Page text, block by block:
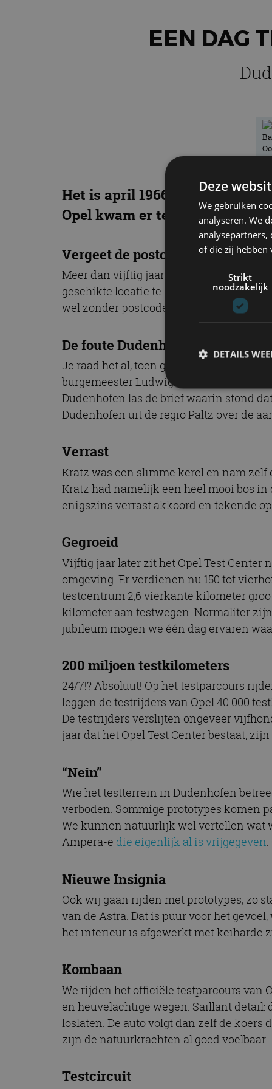
EEN DAG
Het is april 1966. Opel opent
Opel kwam er terecht door het
Vergeet de postcode niet
Meer dan vijftig jaar geleden had Opel
geschikte locatie te zoeken. Het oog
wel zonder postcode, aan de
De foute Dudenhofen
Je raad het al, toen ging het mis. Door
burgemeester Ludwig Kratz. Er zijn
Dudenhofen las de brief waarin stond
Dudenhofen uit de regio Paltz over de
Verrast
Kratz was een slimme kerel en nam zelf
Kratz had namelijk een heel mooi bos
enigszins verrast akkoord en tekende op
Gegroeid
Vijftig jaar later zit het Opel Test Center
omgeving. Er verdienen nu 150 tot
testcentrum 2,6 vierkante kilometer
kilometer aan testwegen. Normaliter
jubileum mogen we één dag ervaren
200 miljoen testkilometers
24/7!? Absoluut! Op het testparcours
leggen de testrijders van Opel 40.000
De testrijders verslijten ongeveer
jaar dat het Opel Test Center bestaat,
“Nein”
Wie het testterrein in Dudenhofen
verboden. Sommige prototypes komen
We kunnen natuurlijk wel vertellen wat
Ampera-e die eigenlijk al is vrijgegeven
Nieuwe Insignia
Ook wij gaan rijden met prototypes, zo
van de Astra. Dat is puur voor het
het interieur is afgewerkt met keiharde
Kombaan
We rijden het officiële testparcours van
en heuvelachtige wegen. Saillant
loslaten. De auto volgt dan zelf de koers
zijn de natuurkrachten al goed voelbaar.
Testcircuit
Deze
We gebruiken
analyseren. We
of die zij hebben
Strikt
noodzakelijk
DETAILS
Naam
cf_clearance
Naam
Naam
Domein
_gcl_au
Google
.autorai.nl
IDE
Google